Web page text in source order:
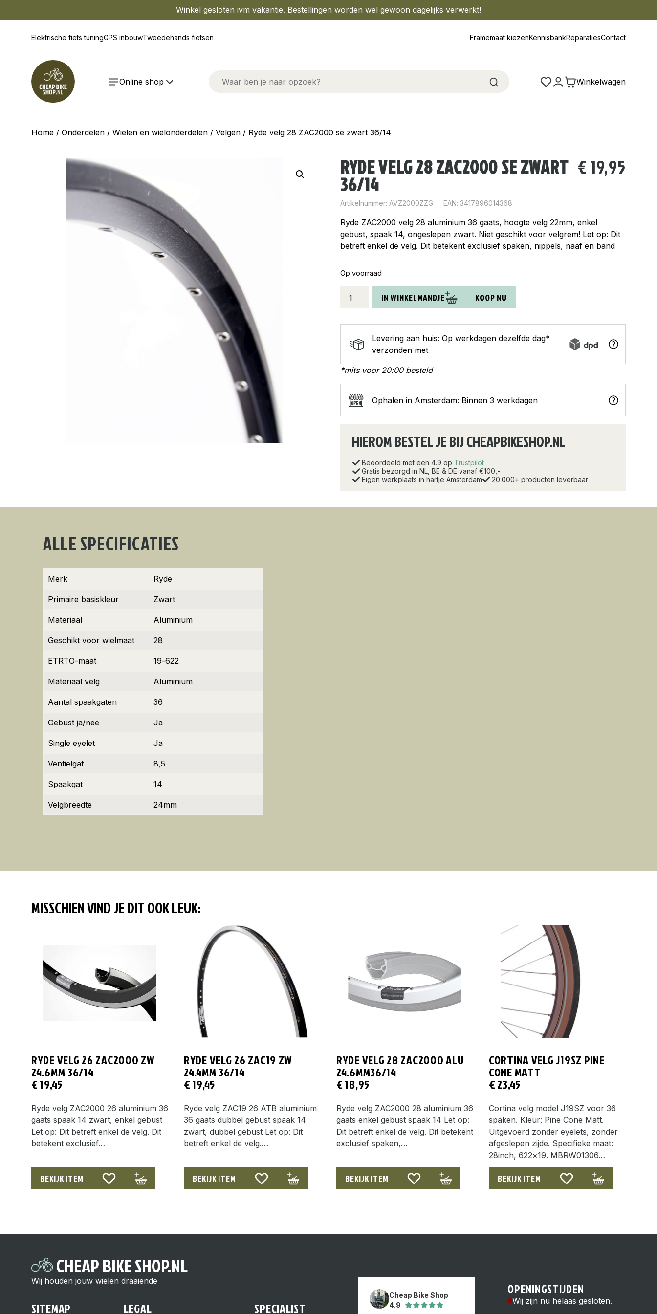
Winkel gesloten ivm vakantie. Bestellingen worden wel gewoon dagelijks verwerkt!
Elektrische fiets tuningGPS inbouwTweedehands fietsen Framemaat kiezenKennisbankReparatiesContact
Online shop Winkelwagen
Home / Onderdelen / Wielen en wielonderdelen / Velgen / Ryde velg 28 ZAC2000 se zwart 36/14
RYDE VELG 28 ZAC2000 SE ZWART
36/14
€ 19,95
Artikelnummer:AVZ2000ZZG EAN: 3417896014368
Ryde ZAC2000 velg 28 aluminium 36 gaats, hoogte velg 22mm, enkel
gebust, spaak 14, ongeslepen zwart. Niet geschikt voor velgrem! Let op: Dit
betreft enkel de velg. Dit betekent exclusief spaken, nippels, naaf en band
Op voorraad
velg
ZAC2000
zwart
36/14
aantal
IN WINKELMANDJE KOOP NU
Levering aan huis: Op werkdagen dezelfde dag*
verzonden met
*mits voor 20:00 besteld
Ophalen in Amsterdam: Binnen 3 werkdagen
HIEROM BESTEL JE BIJ CHEAPBIKESHOP.NL
Beoordeeld met een 4.9 op Trustpilot
Gratis bezorgd in NL, BE & DE vanaf €100,-
Eigen werkplaats in hartje Amsterdam
20.000+ producten leverbaar
ALLE SPECIFICATIES
Merk Ryde
Primaire basiskleur Zwart
Materiaal Aluminium
Geschikt voor wielmaat 28
ETRTO-maat 19-622
Materiaal velg Aluminium
Aantal spaakgaten 36
Gebust ja/nee Ja
Single eyelet Ja
Ventielgat 8,5
Spaakgat 14
Velgbreedte 24mm
MISSCHIEN VIND JE DIT OOK LEUK:
RYDE VELG 26 ZAC2000 ZW
24.6MM 36/14
€19,45
Ryde velg ZAC2000 26 aluminium 36
gaats spaak 14 zwart, enkel gebust
Let op: Dit betreft enkel de velg. Dit
betekent exclusief…
BEKIJK ITEM
RYDE VELG 26 ZAC19 ZW
24.4MM 36/14
€19,45
Ryde velg ZAC19 26 ATB aluminium
36 gaats dubbel gebust spaak 14
zwart, dubbel gebust Let op: Dit
betreft enkel de velg.…
BEKIJK ITEM
RYDE VELG 28 ZAC2000 ALU
24.6MM36/14
€18,95
Ryde velg ZAC2000 28 aluminium 36
gaats enkel gebust spaak 14 Let op:
Dit betreft enkel de velg. Dit betekent
exclusief spaken,…
BEKIJK ITEM
CORTINA VELG J19SZ PINE
CONE MATT
€23,45
Cortina velg model J19SZ voor 36
spaken. Kleur: Pine Cone Matt.
Uitgevoerd zonder eyelets, zonder
afgeslepen zijde. Specifieke maat:
28inch, 622×19. MBRW01306…
BEKIJK ITEM
CHEAP BIKE SHOP.NL
Wij houden jouw wielen draaiende
SITEMAP LEGAL SPECIALIST
Cheap Bike Shop
4.9
OPENINGSTIJDEN
Wij zijn nu helaas gesloten.